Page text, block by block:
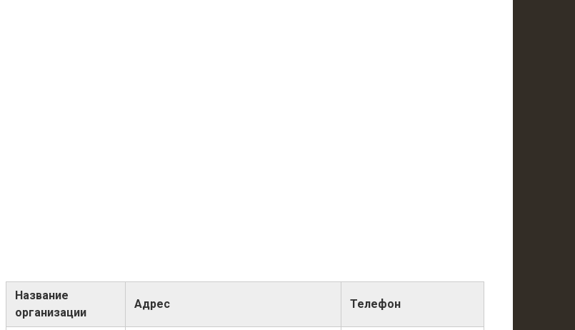
Название
организации
Адрес Телефон